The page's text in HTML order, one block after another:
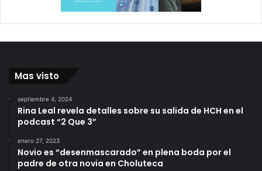
Mas visto
septiembre 4, 2024
Rina Leal revela detalles sobre su salida de HCH en el
podcast “2 Que 3”
enero 27, 2023
Novio es “desenmascarado” en plena boda por el
padre de otra novia en Choluteca